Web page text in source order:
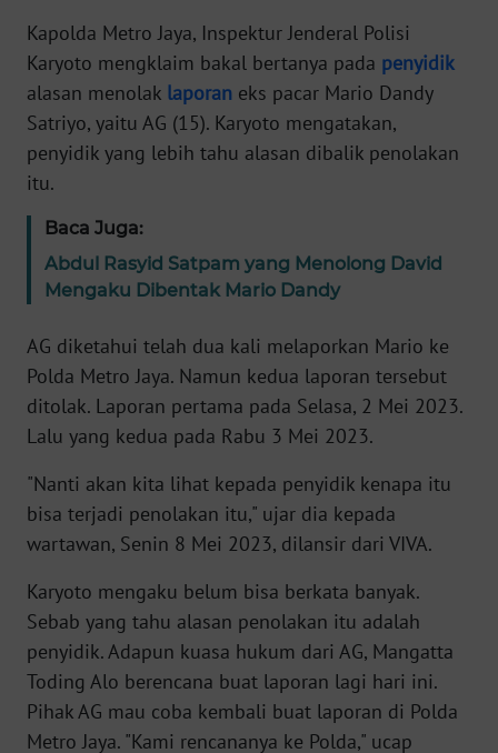
Kapolda Metro Jaya, Inspektur Jenderal Polisi
Karyoto mengklaim bakal bertanya pada penyidik
alasan menolak laporan eks pacar Mario Dandy
Satriyo, yaitu AG (15). Karyoto mengatakan,
penyidik yang lebih tahu alasan dibalik penolakan
itu.
Baca Juga:
Abdul Rasyid Satpam yang Menolong David
Mengaku Dibentak Mario Dandy
AG diketahui telah dua kali melaporkan Mario ke
Polda Metro Jaya. Namun kedua laporan tersebut
ditolak. Laporan pertama pada Selasa, 2 Mei 2023.
Lalu yang kedua pada Rabu 3 Mei 2023.
"Nanti akan kita lihat kepada penyidik kenapa itu
bisa terjadi penolakan itu," ujar dia kepada
wartawan, Senin 8 Mei 2023, dilansir dari VIVA.
Karyoto mengaku belum bisa berkata banyak.
Sebab yang tahu alasan penolakan itu adalah
penyidik. Adapun kuasa hukum dari AG, Mangatta
Toding Alo berencana buat laporan lagi hari ini.
Pihak AG mau coba kembali buat laporan di Polda
Metro Jaya. "Kami rencananya ke Polda," ucap
BERITA
KONTAK
KAMI
INFO
TENTANG
KAMI
PEDOMAN
MEDIA
REDAKSI
KARIR
Wahana
News
Regional